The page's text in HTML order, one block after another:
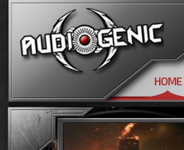
HOME